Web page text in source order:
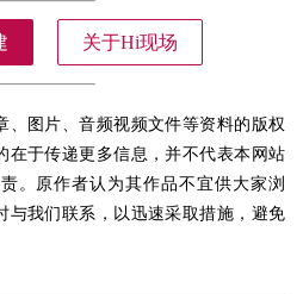
关于Hi现场
、图片、音频视频文件等资料的版权
在于传递更多信息，并不代表本网站
。原作者认为其作品不宜供大家浏
与我们联系，以迅速采取措施，避免